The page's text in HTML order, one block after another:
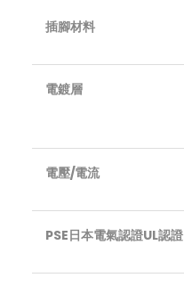
插腳材料
電鍍層
電壓/電流
PSE日本電氣認證UL認證